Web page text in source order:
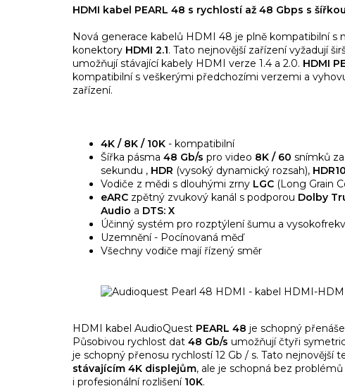
HDMI kabel PEARL 48 s rychlostí až 48 Gbps s
Nová generace kabelů HDMI 48 je plně kompatibilní s
konektory HDMI 2.1. Tato nejnovější zařízení vyžadují
umožňují stávající kabely HDMI verze 1.4 a 2.0. HDMI
kompatibilní s veškerými předchozími verzemi a
zařízení.
4K / 8K / 10K - kompatibilní
Šířka pásma 48 Gb/s pro video 8K / 60 snímků
sekundu , HDR (vysoký dynamický rozsah),
Vodiče z mědi s dlouhými zrny LGC (Long Grain
eARC zpětný zvukový kanál s podporou Dolby
Audio a DTS: X
Účinný systém pro rozptýlení šumu a
Uzemnění - Pocínovaná měď
Všechny vodiče mají řízený směr
HDMI kabel AudioQuest PEARL 48 je schopný
Působivou rychlost dat 48 Gb/s umožňují čtyři
je schopný přenosu rychlostí 12 Gb / s. Tato nejnovější
stávajícím 4K displejům, ale je schopná bez
i profesionální rozlišení 10K.